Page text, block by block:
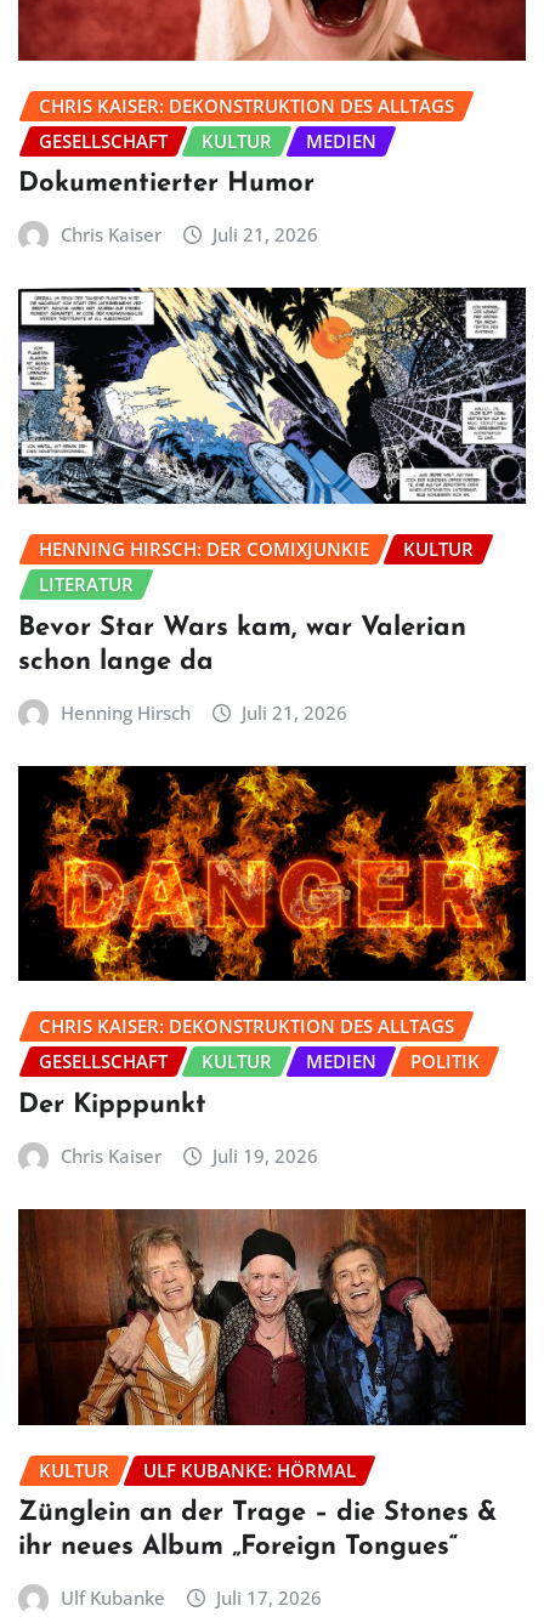
CHRIS KAISER: DEKONSTRUKTION DES ALLTAGS
GESELLSCHAFT
KULTUR MEDIEN
Dokumentierter Humor
Chris Kaiser Juli 21, 2026
HENNING HIRSCH: DER COMIXJUNKIE
KULTUR
LITERATUR
Bevor Star Wars kam, war Valerian
schon lange da
Henning Hirsch Juli 21, 2026
CHRIS KAISER: DEKONSTRUKTION DES ALLTAGS
GESELLSCHAFT
KULTUR MEDIEN POLITIK
Der Kipppunkt
Chris Kaiser Juli 19, 2026
KULTUR ULF KUBANKE: HÖRMAL
Zünglein an der Trage – die Stones &
ihr neues Album „Foreign Tongues“
Ulf Kubanke Juli 17, 2026